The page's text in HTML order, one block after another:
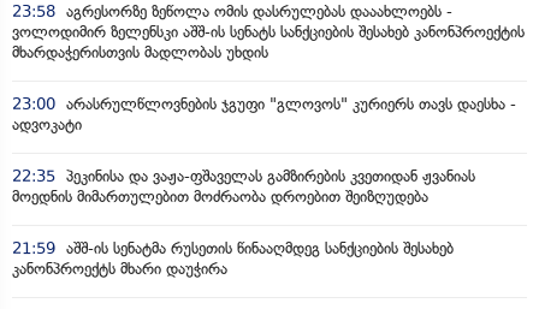
23:58 აგრესორზე ზეწოლა ომის დასრულებას დააახლოებს -
ვოლოდიმირ ზელენსკი აშშ-ის სენატს სანქციების შესახებ კანონპროექტის
მხარდაჭერისთვის მადლობას უხდის
23:00 არასრულწლოვნების ჯგუფი "გლოვოს" კურიერს თავს დაესხა -
ადვოკატი
22:35 პეკინისა და ვაჟა-ფშაველას გამზირების კვეთიდან ჟვანიას
მოედნის მიმართულებით მოძრაობა დროებით შეიზღუდება
21:59 აშშ-ის სენატმა რუსეთის წინააღმდეგ სანქციების შესახებ
კანონპროექტს მხარი დაუჭირა